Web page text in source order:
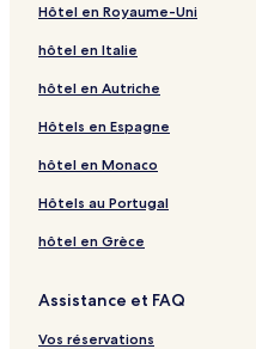
Hôtel en Royaume-Uni
hôtel en Italie
hôtel en Autriche
Hôtels en Espagne
hôtel en Monaco
Hôtels au Portugal
hôtel en Grèce
Assistance et FAQ
Vos réservations